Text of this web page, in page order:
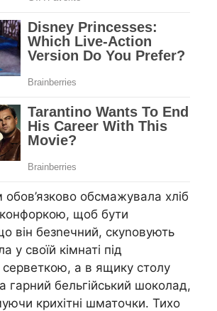
обсмажувала хліб
щоб бути
він безnечний, скуnовують
у своїй кімнаті під
а в ящику столу
гарний бельгійський шоколад,
крихітні шматочки. Тихо